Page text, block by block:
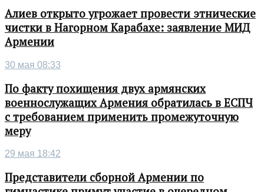
Алиев открыто угрожает провести этнические
чистки в Нагорном Карабахе: заявление МИД
Армении
30 мая 08:33
По факту похищения двух армянских
военнослужащих Армения обратилась в ЕСПЧ
с требованием применить промежуточную
меру
29 мая 18:42
Представители сборной Армении по